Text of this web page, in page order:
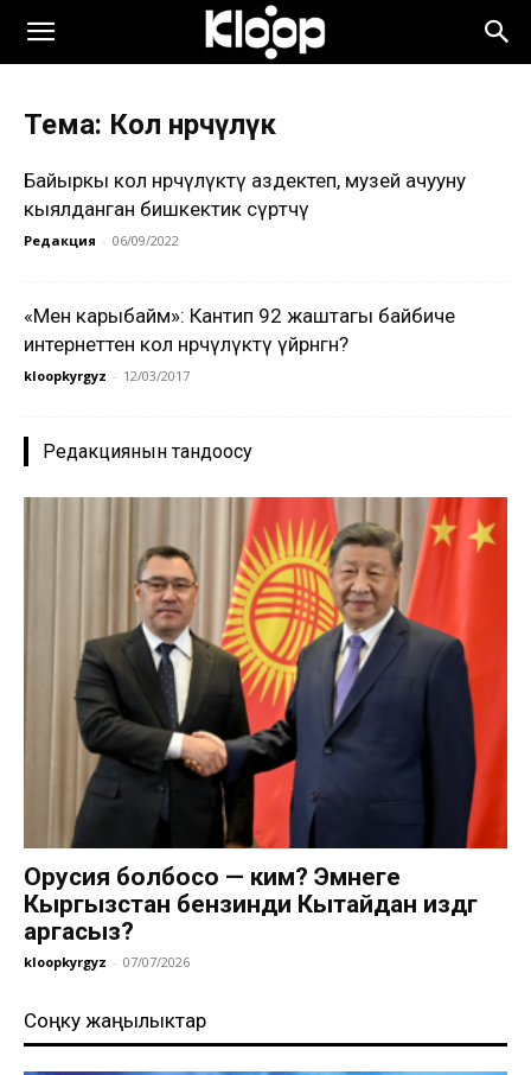
Тема: Кол өнөрчүлүк
Байыркы кол өнөрчүлүктү аздектеп, музей ачууну
кыялданган бишкектик сүрөтчү
Редакция - 06/09/2022
«Мен карыбайм»: Кантип 92 жаштагы байбиче
интернеттен кол өнөрчүлүктү үйрөнгөн?
kloopkyrgyz - 12/03/2017
Редакциянын тандоосу
Орусия болбосо — ким? Эмнеге
Кыргызстан бензинди Кытайдан издөөгө
аргасыз?
kloopkyrgyz - 07/07/2026
Соңку жаңылыктар